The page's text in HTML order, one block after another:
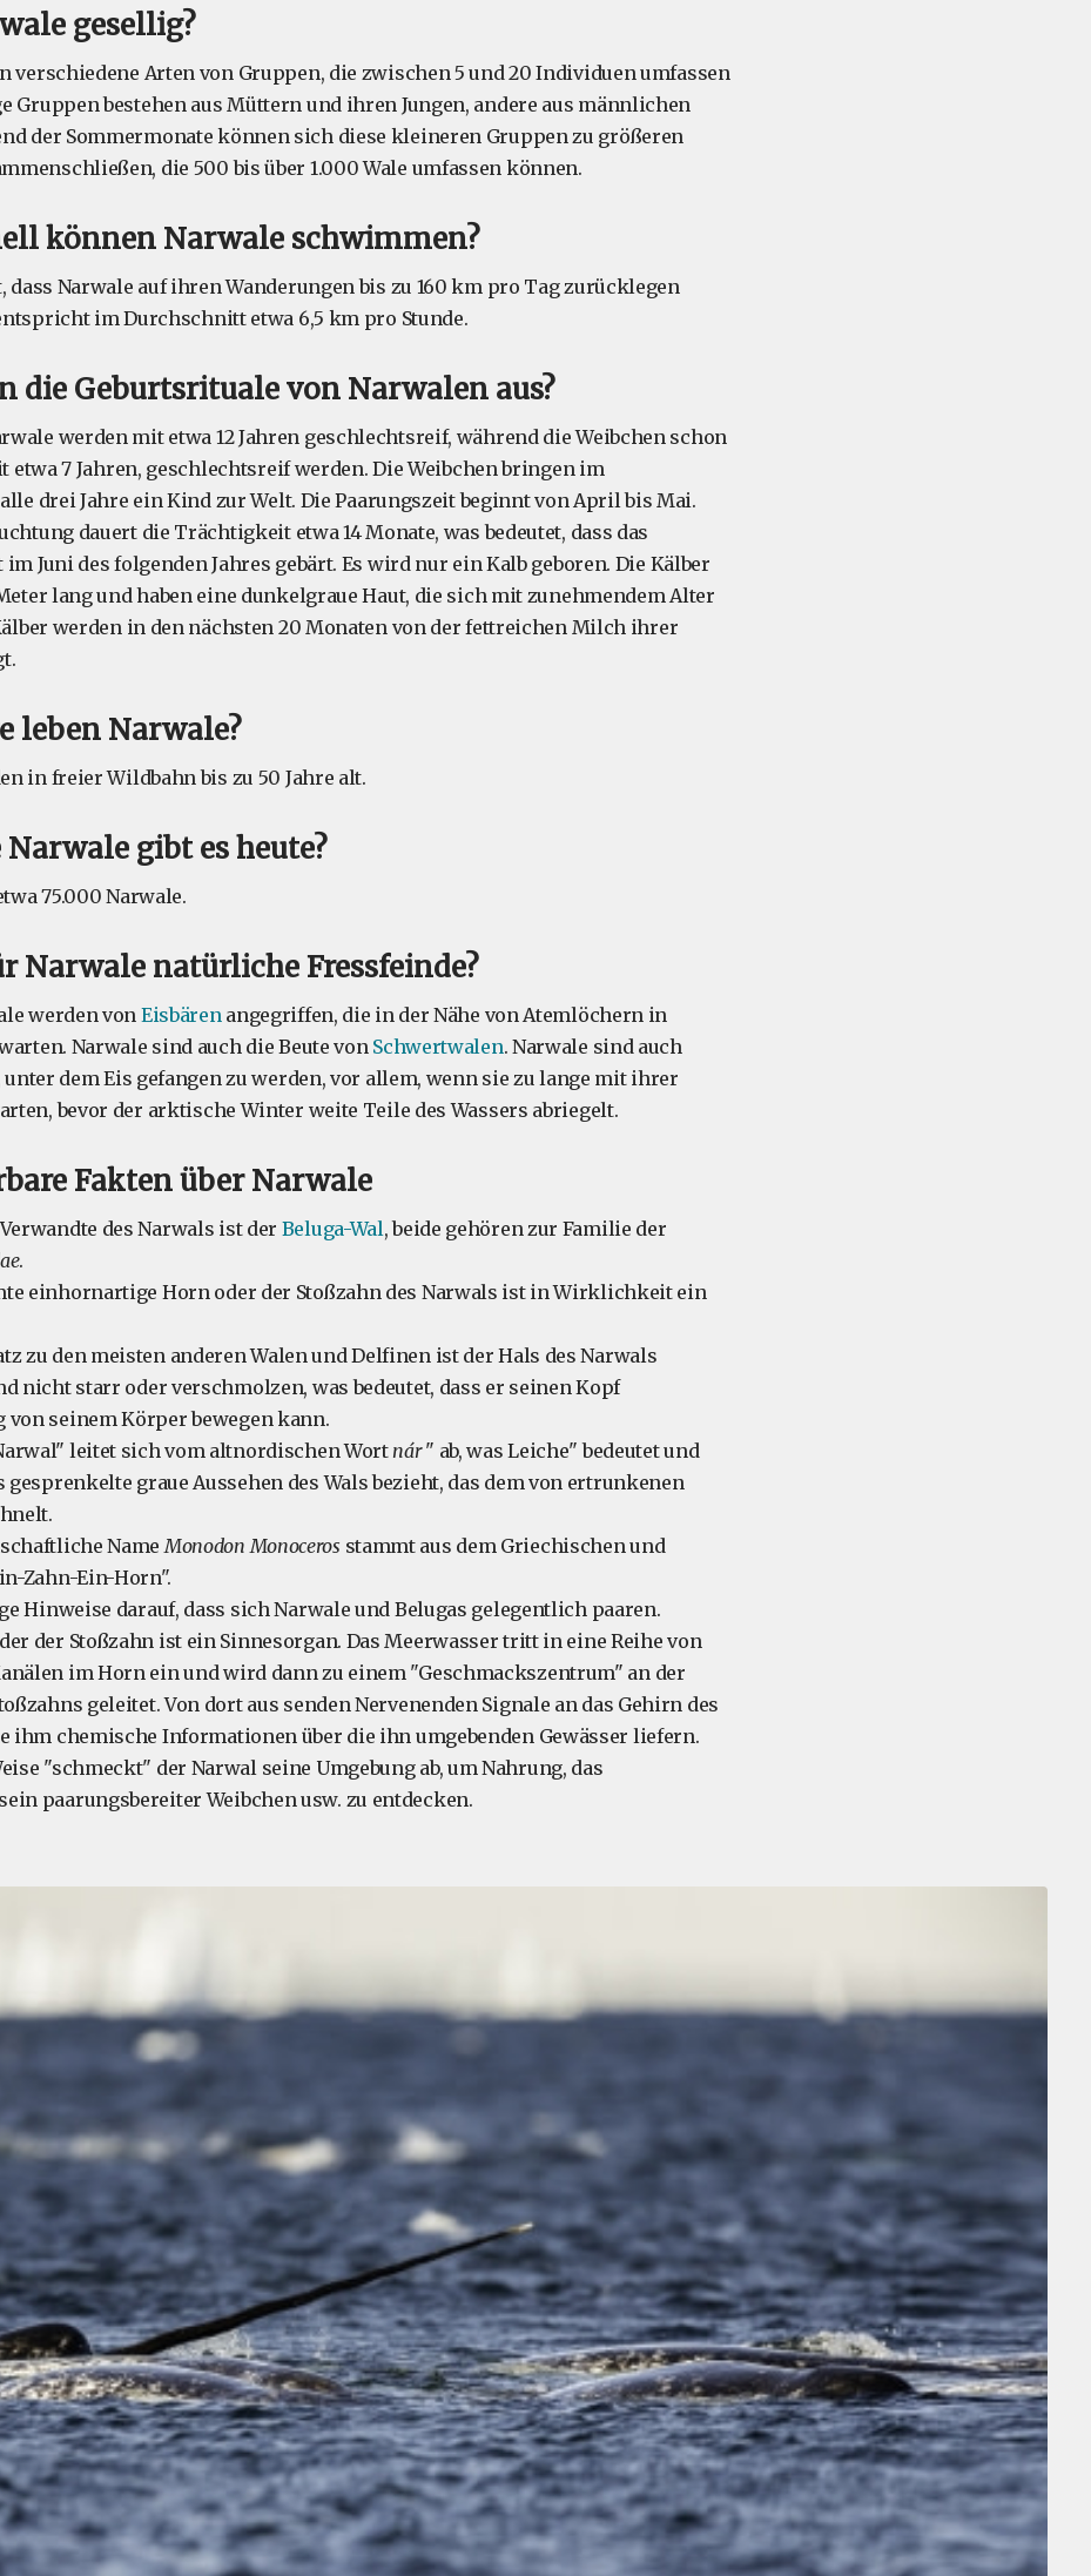
gesellig?
verschiedene Arten von Gruppen, die zwischen 5 und 20 Individuen umfassen
Gruppen bestehen aus Müttern und ihren Jungen, andere aus männlichen
der Sommermonate können sich diese kleineren Gruppen zu größeren
die 500 bis über 1.000 Wale umfassen können.
können Narwale schwimmen?
dass Narwale auf ihren Wanderungen bis zu 160 km pro Tag zurücklegen
im Durchschnitt etwa 6,5 km pro Stunde.
die Geburtsrituale von Narwalen aus?
werden mit etwa 12 Jahren geschlechtsreif, während die Weibchen schon
etwa 7 Jahren, geschlechtsreif werden. Die Weibchen bringen im
drei Jahre ein Kind zur Welt. Die Paarungszeit beginnt von April bis Mai.
dauert die Trächtigkeit etwa 14 Monate, was bedeutet, dass das
im Juni des folgenden Jahres gebärt. Es wird nur ein Kalb geboren. Die Kälber
lang und haben eine dunkelgraue Haut, die sich mit zunehmendem Alter
werden in den nächsten 20 Monaten von der fettreichen Milch ihrer
leben Narwale?
in freier Wildbahn bis zu 50 Jahre alt.
gibt es heute?
75.000 Narwale.
Narwale natürliche Fressfeinde?
werden von Eisbärenangegriffen, die in der Nähe von Atemlöchern in
Narwale sind auch die Beute von Schwertwalen. Narwale sind auch
dem Eis gefangen zu werden, vor allem, wenn sie zu lange mit ihrer
bevor der arktische Winter weite Teile des Wassers abriegelt.
Fakten über Narwale
des Narwals ist der Beluga-Wal, beide gehören zur Familie der
.
einhornartige Horn oder der Stoßzahn des Narwals ist in Wirklichkeit ein
zu den meisten anderen Walen und Delfinen ist der Hals des Narwals
nicht starr oder verschmolzen, was bedeutet, dass er seinen Kopf
von seinem Körper bewegen kann.
leitet sich vom altnordischen Wort nár" ab, was Leiche" bedeutet und
gesprenkelte graue Aussehen des Wals bezieht, das dem von ertrunkenen
NameMonodon Monoceros stammt aus dem Griechischen und
Zahn-Ein-Horn".
Hinweise darauf, dass sich Narwale und Belugas gelegentlich paaren.
der Stoßzahn ist ein Sinnesorgan. Das Meerwasser tritt in eine Reihe von
im Horn ein und wird dann zu einem "Geschmackszentrum" an der
geleitet. Von dort aus senden Nervenenden Signale an das Gehirn des
ihm chemische Informationen über die ihn umgebenden Gewässer liefern.
"schmeckt" der Narwal seine Umgebung ab, um Nahrung, das
paarungsbereiter Weibchen usw. zu entdecken.